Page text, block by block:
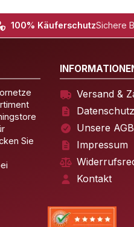
100% KäuferschutzSichere
Sie
Versand &
Unsere AGB
Impressum
Kontakt